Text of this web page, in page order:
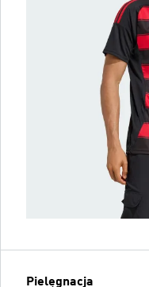
Pielęgnacja